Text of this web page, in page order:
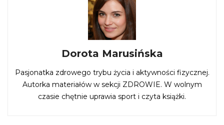
Dorota Marusińska
Pasjonatka zdrowego trybu życia i aktywności fizycznej.
Autorka materiałów w sekcji ZDROWIE. W wolnym
czasie chętnie uprawia sport i czyta książki.